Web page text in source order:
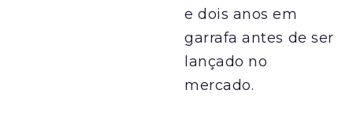
e dois anos em
garrafa antes de ser
lançado no
mercado.